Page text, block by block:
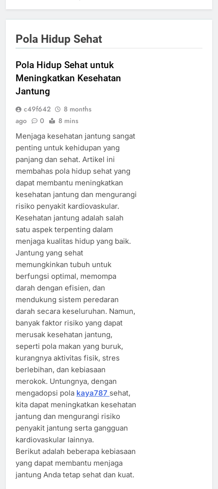
Pola Hidup Sehat
Pola Hidup Sehat untuk
Meningkatkan Kesehatan
Jantung
c49f642
8 months
ago
0 8 mins
Menjaga kesehatan jantung sangat
penting untuk kehidupan yang
panjang dan sehat. Artikel ini
membahas pola hidup sehat yang
dapat membantu meningkatkan
kesehatan jantung dan mengurangi
risiko penyakit kardiovaskular.
Kesehatan jantung adalah salah
satu aspek terpenting dalam
menjaga kualitas hidup yang baik.
Jantung yang sehat
memungkinkan tubuh untuk
berfungsi optimal, memompa
darah dengan efisien, dan
mendukung sistem peredaran
darah secara keseluruhan. Namun,
banyak faktor risiko yang dapat
merusak kesehatan jantung,
seperti pola makan yang buruk,
kurangnya aktivitas fisik, stres
berlebihan, dan kebiasaan
merokok. Untungnya, dengan
mengadopsi pola kaya787 sehat,
kita dapat meningkatkan kesehatan
jantung dan mengurangi risiko
penyakit jantung serta gangguan
kardiovaskular lainnya.
Berikut adalah beberapa kebiasaan
yang dapat membantu menjaga
jantung Anda tetap sehat dan kuat.